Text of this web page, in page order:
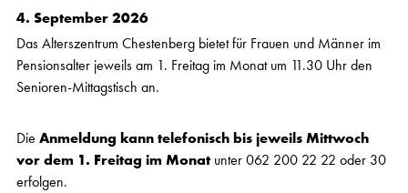
4. September 2026
Das Alterszentrum Chestenberg bietet für Frauen und Männer im
Pensionsalter jeweils am 1. Freitag im Monat um 11.30 Uhr den
Senioren-Mittagstisch an.
Die Anmeldung kann telefonisch bis jeweils Mittwoch
vor dem 1. Freitag im Monatunter 062 200 22 22 oder 30
erfolgen.